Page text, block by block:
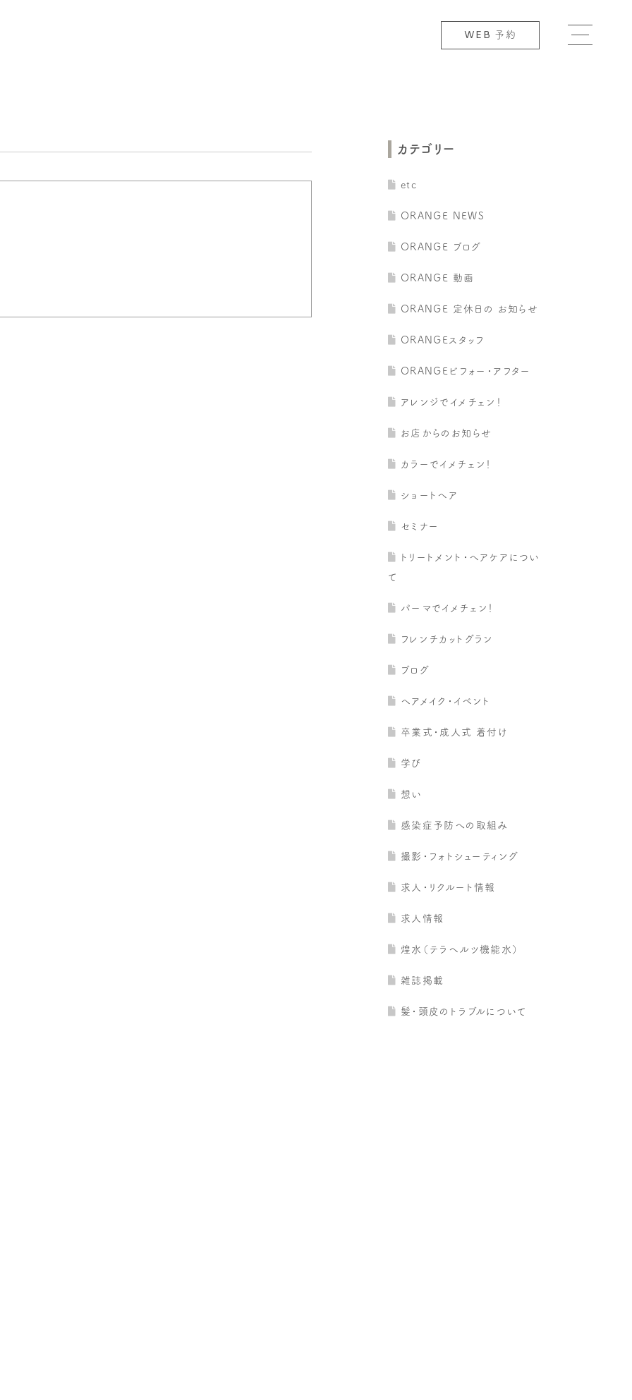
WEB 予約
カテゴリー
etc
ORANGE NEWS
ORANGE ブログ
ORANGE 動画
ORANGE 定休日の お知らせ
ORANGEスタッフ
ORANGEビフォー・アフター
アレンジでイメチェン！
お店からのお知らせ
カラーでイメチェン！
ショートヘア
セミナー
トリートメント・ヘアケアについ
て
パーマでイメチェン！
フレンチカットグラン
ブログ
ヘアメイク・イベント
卒業式・成人式 着付け
学び
想い
感染症予防への取組み
撮影・フォトシューティング
求人・リクルート情報
求人情報
煌水（テラヘルツ機能水）
雑誌掲載
髪・頭皮のトラブルについて